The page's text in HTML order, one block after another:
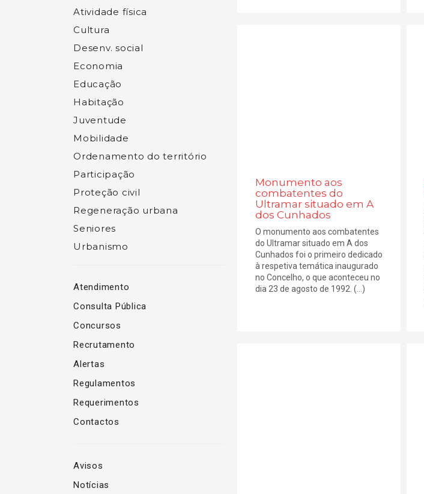
Atividade física
Cultura
Desenv. social
Economia
Educação
Habitação
Juventude
Mobilidade
Ordenamento do território
Participação
Proteção civil
Regeneração urbana
Seniores
Urbanismo
Atendimento
Consulta Pública
Concursos
Recrutamento
Alertas
Regulamentos
Requerimentos
Contactos
Avisos
Notícias
Monumento aos
combatentes do
Ultramar situado em A
dos Cunhados
O monumento aos combatentes
do Ultramar situado em A dos
Cunhados foi o primeiro dedicado
à respetiva temática inaugurado
no Concelho, o que aconteceu no
dia 23 de agosto de 1992. (...)